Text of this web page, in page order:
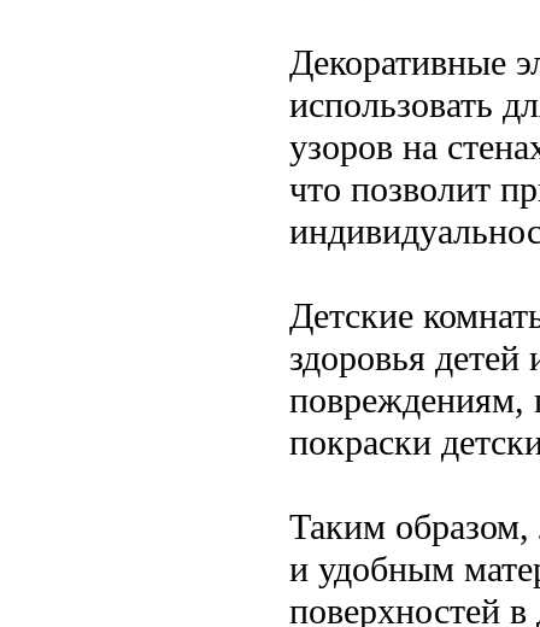
Декоративные
использовать
узоров на
что позволит
Детские
здоровья
повреждениям,
покраски
Таким образом,
и удобным
поверхностей